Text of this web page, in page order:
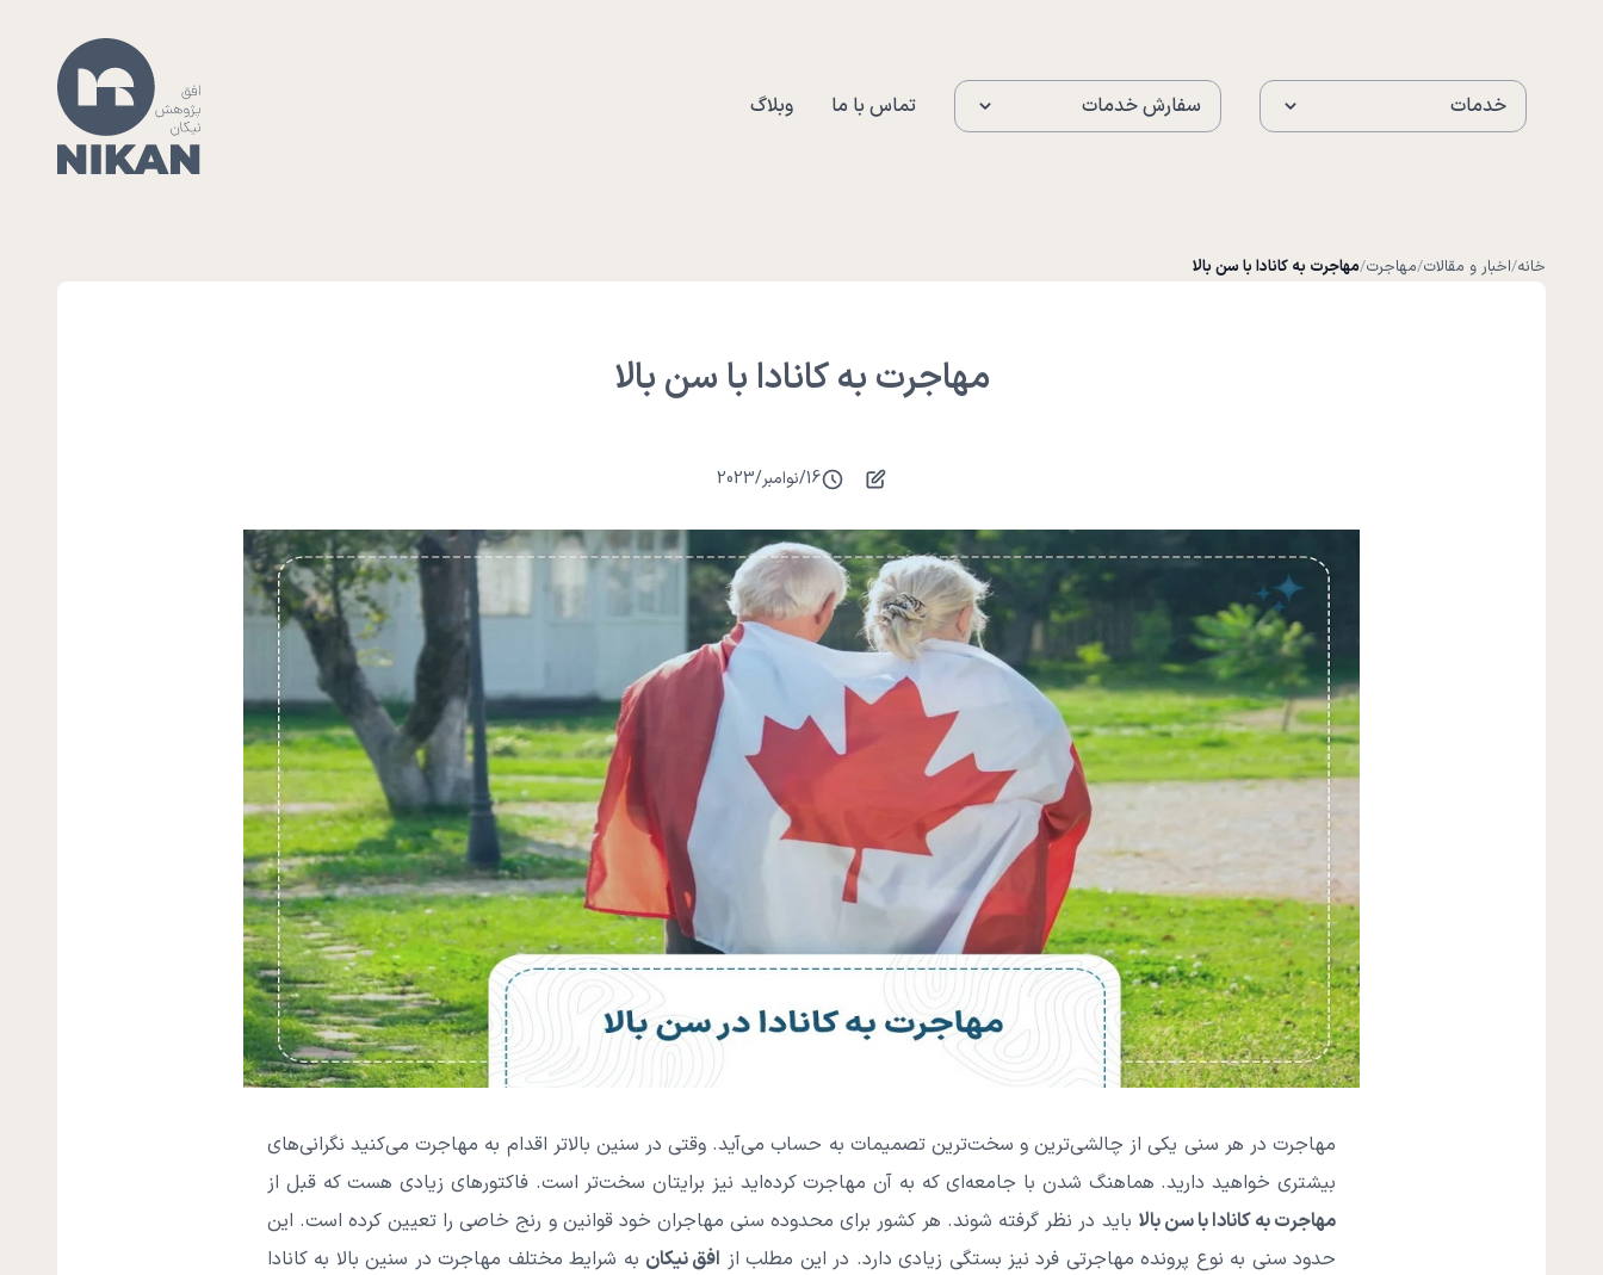
وبلاگ تماس با ما سفارش خدمات خدمات
خانه/اخبار و مقالات/مهاجرت/مهاجرت به کانادا با سن بالا
مهاجرت به کانادا با سن بالا
16
/نوامبر/
2023
مهاجرت در هر سنی یکی از چالشی‌ترین و سخت‌ترین تصمیمات به حساب می‌آید. وقتی در سنین بالاتر اقدام به مهاجرت می‌کنید نگرانی‌های
بیشتری خواهید دارید. هماهنگ شدن با جامعه‌ای که به آن مهاجرت کرده‌اید نیز برایتان سخت‌تر است. فاکتورهای زیادی هست که قبل از
مهاجرت به کانادا با سن بالا باید در نظر گرفته شوند. هر کشور برای محدوده سنی مهاجران خود قوانین و رنج خاصی را تعیین کرده است. این
حدود سنی به نوع پرونده مهاجرتی فرد نیز بستگی زیادی دارد. در این مطلب از افق نیکان به شرایط مختلف مهاجرت در سنین بالا به کانادا